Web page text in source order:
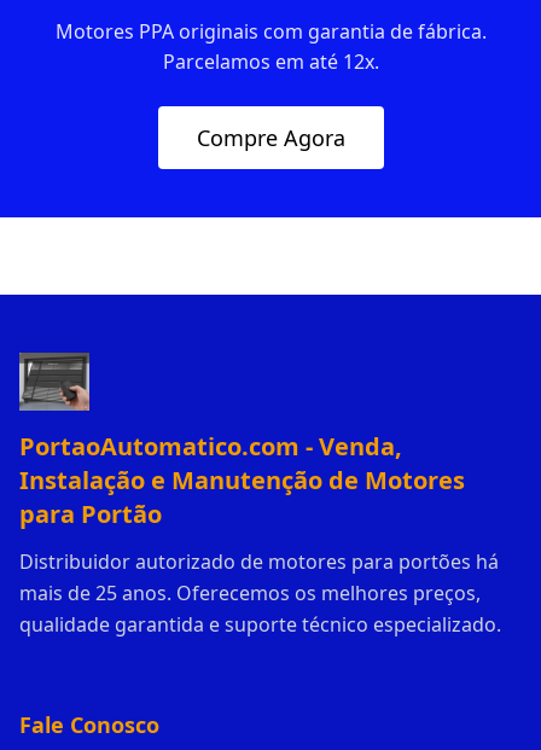
Motores PPA originais com garantia de fábrica.
Parcelamos em até 12x.
Compre Agora
PortaoAutomatico.com - Venda,
Instalação e Manutenção de Motores
para Portão
Distribuidor autorizado de motores para portões há
mais de 25 anos. Oferecemos os melhores preços,
qualidade garantida e suporte técnico especializado.
Fale Conosco